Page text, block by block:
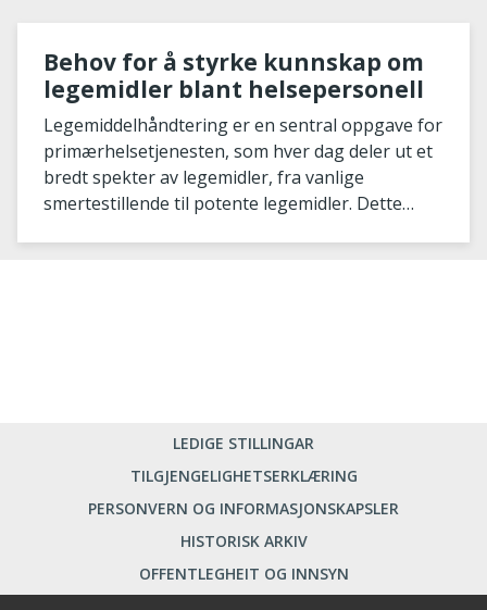
Behov for å styrke kunnskap om
legemidler blant helsepersonell
Legemiddelhåndtering er en sentral oppgave for
primærhelsetjenesten, som hver dag deler ut et
bredt spekter av legemidler, fra vanlige
smertestillende til potente legemidler. Dette
LEDIGE STILLINGAR
TILGJENGELIGHETSERKLÆRING
PERSONVERN OG INFORMASJONSKAPSLER
HISTORISK ARKIV
OFFENTLEGHEIT OG INNSYN